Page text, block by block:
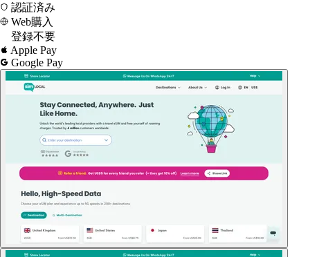
認証済み
Web購入
登録不要
Apple Pay
Google Pay